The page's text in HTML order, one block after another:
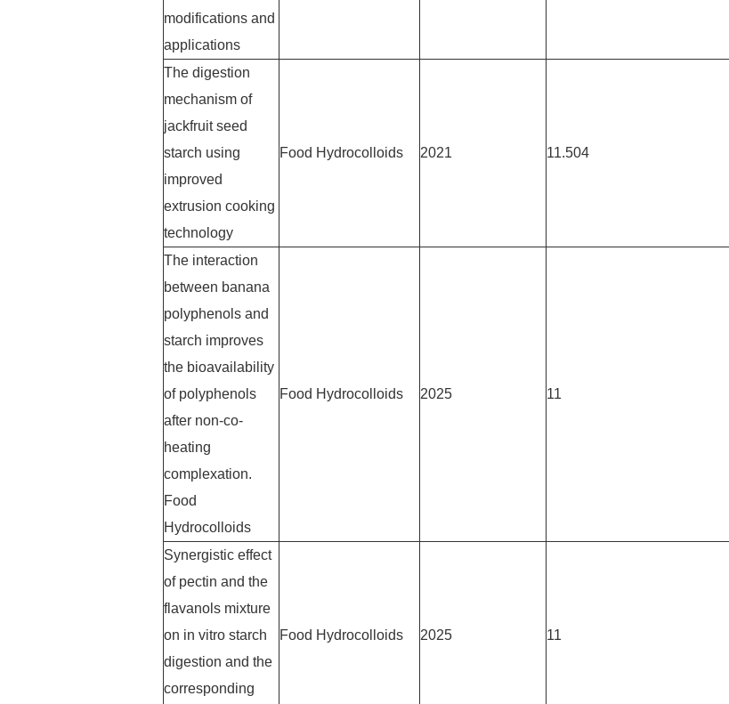
modifications and
applications
The digestion
mechanism of
jackfruit seed
starch using
improved
extrusion cooking
technology
Food Hydrocolloids 2021 11.504
The interaction
between banana
polyphenols and
starch improves
the bioavailability
of polyphenols
after non-co-
heating
complexation.
Food
Hydrocolloids
Food Hydrocolloids 2025 11
Synergistic effect
of pectin and the
flavanols mixture
on in vitro starch
digestion and the
corresponding
Food Hydrocolloids 2025 11